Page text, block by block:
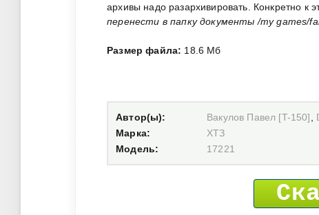
архивы надо разархивировать. Конкретно к
перенести в папку документы /my games/
Размер файла: 18.6 Мб
Автор(ы): Вакулов Павел [T-150],
Марка:
ХТЗ
Модель:
17221